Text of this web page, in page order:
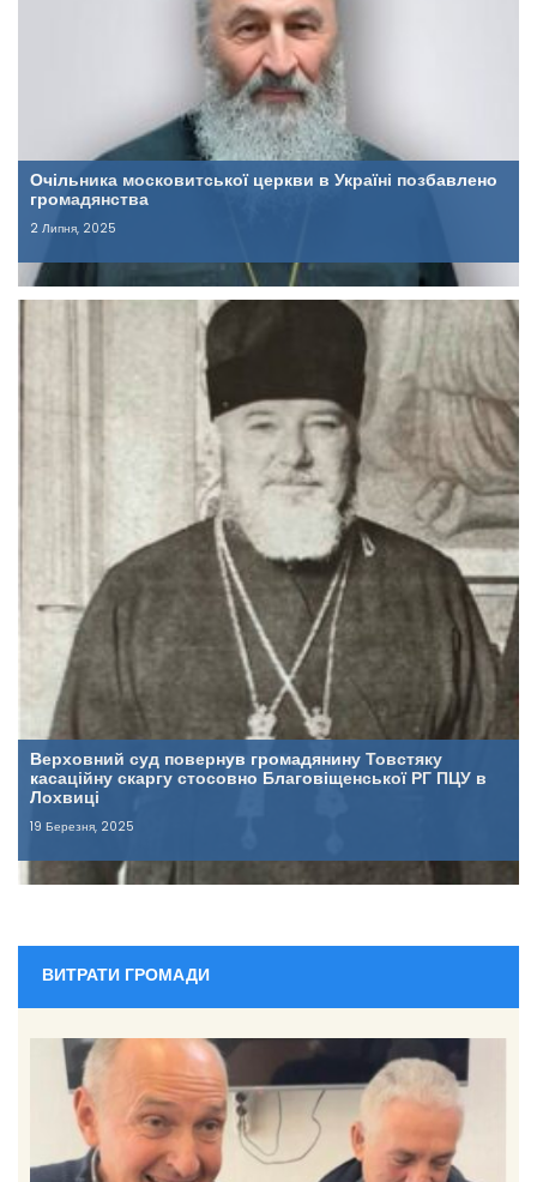
Очільника московитської церкви в Україні позбавлено
громадянства
2 Липня, 2025
Верховний суд повернув громадянину Товстяку
касаційну скаргу стосовно Благовіщенської РГ ПЦУ в
Лохвиці
19 Березня, 2025
ВИТРАТИ ГРОМАДИ